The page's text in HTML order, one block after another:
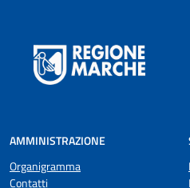
AMMINISTRAZIONE
Organigramma
Contatti